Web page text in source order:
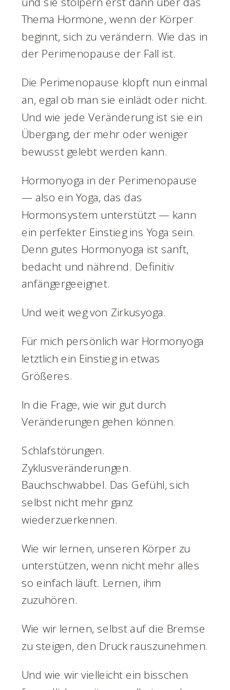
Thema Hormone, wenn der Körper
beginnt, sich zu verändern. Wie das in
der Perimenopause der Fall ist.
Die Perimenopause klopft nun einmal
an, egal ob man sie einlädt oder nicht.
Und wie jede Veränderung ist sie ein
Übergang, der mehr oder weniger
bewusst gelebt werden kann.
Hormonyoga in der Perimenopause
— also ein Yoga, das das
Hormonsystem unterstützt — kann
ein perfekter Einstieg ins Yoga sein.
Denn gutes Hormonyoga ist sanft,
bedacht und nährend. Definitiv
anfängergeeignet.
Und weit weg von Zirkusyoga.
Für mich persönlich war Hormonyoga
letztlich ein Einstieg in etwas
Größeres.
In die Frage, wie wir gut durch
Veränderungen gehen können.
Schlafstörungen.
Zyklusveränderungen.
Bauchschwabbel. Das Gefühl, sich
selbst nicht mehr ganz
wiederzuerkennen.
Wie wir lernen, unseren Körper zu
unterstützen, wenn nicht mehr alles
so einfach läuft. Lernen, ihm
zuzuhören.
Wie wir lernen, selbst auf die Bremse
zu steigen, den Druck rauszunehmen.
Und wie wir vielleicht ein bisschen